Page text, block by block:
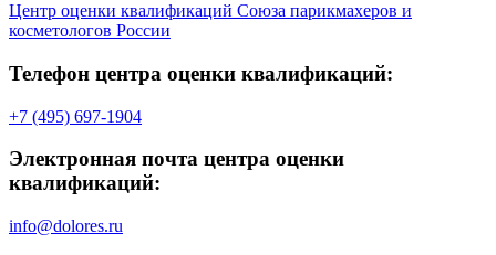
Центр оценки квалификаций Союза парикмахеров и
косметологов России
Телефон центра оценки квалификаций:
+7 (495) 697-1904
Электронная почта центра оценки
квалификаций:
info@dolores.ru